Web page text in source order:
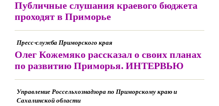
Публичные слушания краевого бюджета
проходят в Приморье
Пресс-служба Приморского края
Олег Кожемяко рассказал о своих планах
по развитию Приморья. ИНТЕРВЬЮ
Управление Россельхознадзора по Приморскому краю и
Сахалинской области